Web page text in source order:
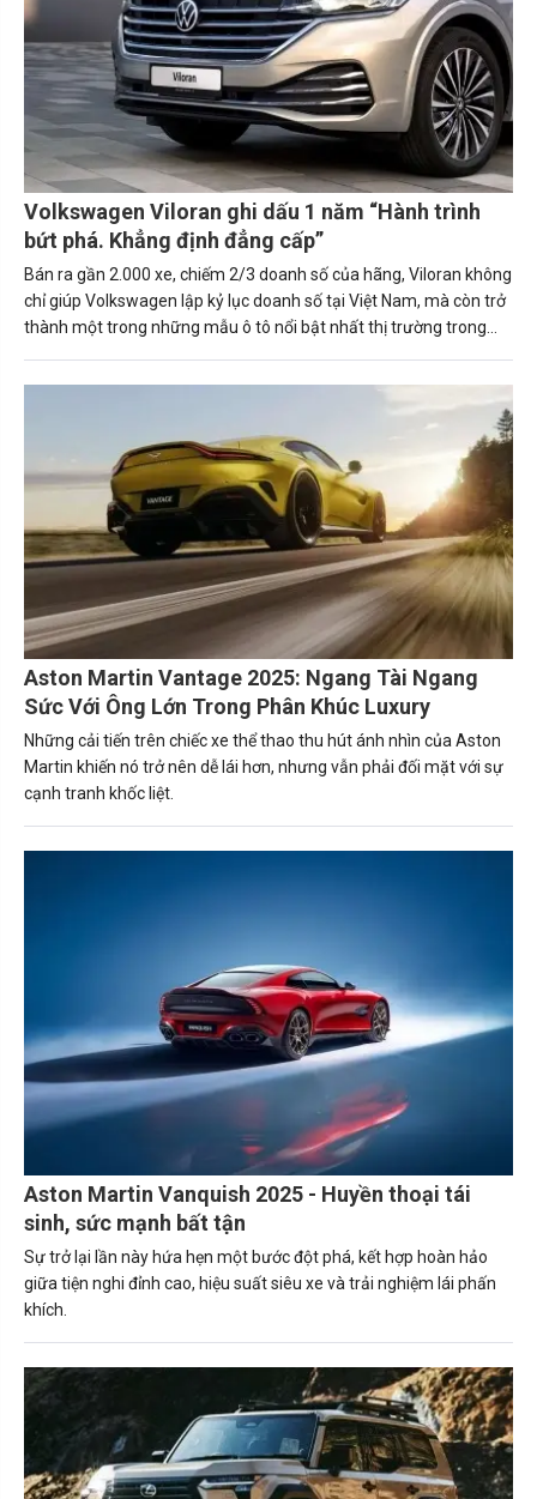
Volkswagen Viloran ghi dấu 1 năm “Hành trình
bứt phá. Khẳng định đẳng cấp”
Bán ra gần 2.000 xe, chiếm 2/3 doanh số của hãng, Viloran không
chỉ giúp Volkswagen lập kỷ lục doanh số tại Việt Nam, mà còn trở
thành một trong những mẫu ô tô nổi bật nhất thị trường trong
Aston Martin Vantage 2025: Ngang Tài Ngang
Sức Với Ông Lớn Trong Phân Khúc Luxury
Những cải tiến trên chiếc xe thể thao thu hút ánh nhìn của Aston
Martin khiến nó trở nên dễ lái hơn, nhưng vẫn phải đối mặt với sự
cạnh tranh khốc liệt.
Aston Martin Vanquish 2025 - Huyền thoại tái
sinh, sức mạnh bất tận
Sự trở lại lần này hứa hẹn một bước đột phá, kết hợp hoàn hảo
giữa tiện nghi đỉnh cao, hiệu suất siêu xe và trải nghiệm lái phấn
khích.